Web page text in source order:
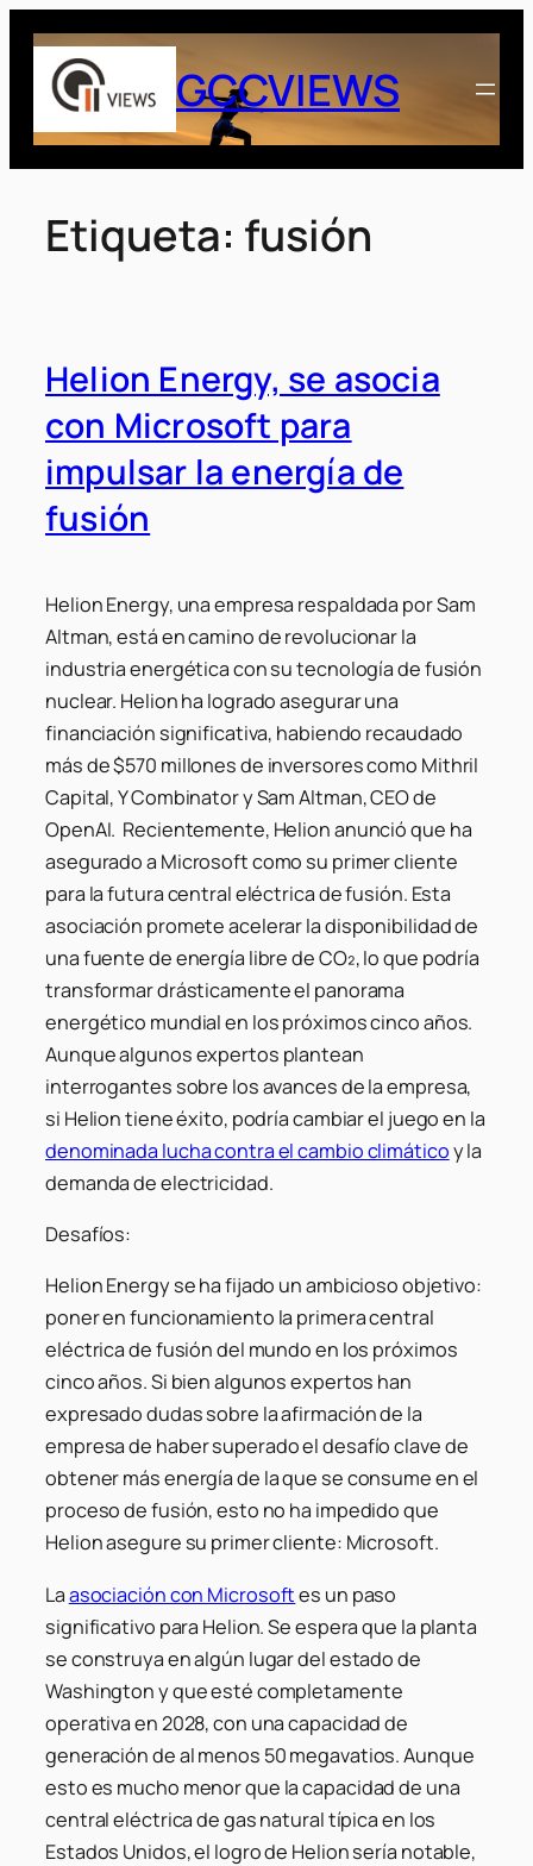
Saltar
contenido
GCCVIEWS
Etiqueta: fusión
Helion Energy, se asocia
con Microsoft para
impulsar la energía de
fusión
Helion Energy, una empresa respaldada por Sam
Altman, está en camino de revolucionar la
industria energética con su tecnología de fusión
nuclear. Helion ha logrado asegurar una
financiación significativa, habiendo recaudado
más de $570 millones de inversores como Mithril
Capital, Y Combinator y Sam Altman, CEO de
OpenAI. Recientemente, Helion anunció que ha
asegurado a Microsoft como su primer cliente
para la futura central eléctrica de fusión. Esta
asociación promete acelerar la disponibilidad de
una fuente de energía libre de CO₂, lo que podría
transformar drásticamente el panorama
energético mundial en los próximos cinco años.
Aunque algunos expertos plantean
interrogantes sobre los avances de la empresa,
si Helion tiene éxito, podría cambiar el juego en la
denominada lucha contra el cambio climáticoy la
demanda de electricidad.
Desafíos:
Helion Energy se ha fijado un ambicioso objetivo:
poner en funcionamiento la primera central
eléctrica de fusión del mundo en los próximos
cinco años. Si bien algunos expertos han
expresado dudas sobre la afirmación de la
empresa de haber superado el desafío clave de
obtener más energía de la que se consume en el
proceso de fusión, esto no ha impedido que
Helion asegure su primer cliente: Microsoft.
Laasociación con Microsoftes un paso
significativo para Helion. Se espera que la planta
se construya en algún lugar del estado de
Washington y que esté completamente
operativa en 2028, con una capacidad de
generación de al menos 50 megavatios. Aunque
esto es mucho menor que la capacidad de una
central eléctrica de gas natural típica en los
Estados Unidos, el logro de Helion sería notable,